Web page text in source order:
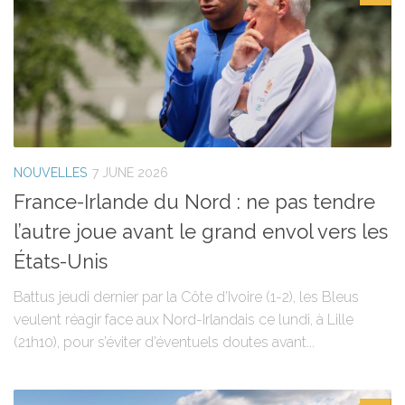
NOUVELLES 7 JUNE 2026
France-Irlande du Nord : ne pas tendre
l’autre joue avant le grand envol vers les
États-Unis
Battus jeudi dernier par la Côte d’Ivoire (1-2), les Bleus
veulent réagir face aux Nord-Irlandais ce lundi, à Lille
(21h10), pour s’éviter d’éventuels doutes avant...